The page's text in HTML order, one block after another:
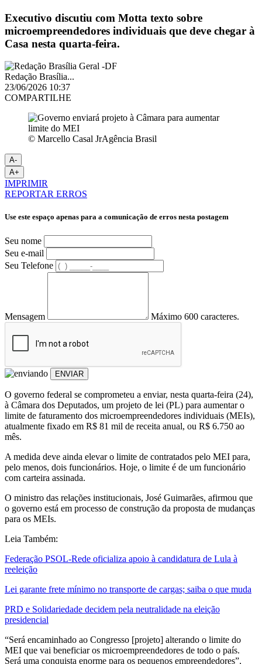
Executivo discutiu com Motta texto sobre
microempreendedores individuais que deve chegar à
Casa nesta quarta-feira.
Redação Brasília...
23/06/2026 10:37
COMPARTILHE
© Marcello Casal JrAgência Brasil
A-
A+
IMPRIMIR
REPORTAR ERROS
Use este espaço apenas para a comunicação de erros nesta postagem
Seu nome
Seu e-mail
Seu Telefone
Mensagem Máximo 600 caracteres.
ENVIAR
O governo federal se comprometeu a enviar, nesta quarta-feira (24),
à Câmara dos Deputados, um projeto de lei (PL) para aumentar o
limite de faturamento dos microempreendedores individuais (MEIs),
atualmente fixado em R$ 81 mil de receita anual, ou R$ 6.750 ao
mês.
A medida deve ainda elevar o limite de contratados pelo MEI para,
pelo menos, dois funcionários. Hoje, o limite é de um funcionário
com carteira assinada.
O ministro das relações institucionais, José Guimarães, afirmou que
o governo está em processo de construção da proposta de mudanças
para os MEIs.
Leia Também:
Federação PSOL-Rede oficializa apoio à candidatura de Lula à
reeleição
Lei garante frete mínimo no transporte de cargas; saiba o que muda
PRD e Solidariedade decidem pela neutralidade na eleição
presidencial
“Será encaminhado ao Congresso [projeto] alterando o limite do
MEI que vai beneficiar os microempreendedores de todo o país.
Será uma conquista enorme para os pequenos empreendedores”,